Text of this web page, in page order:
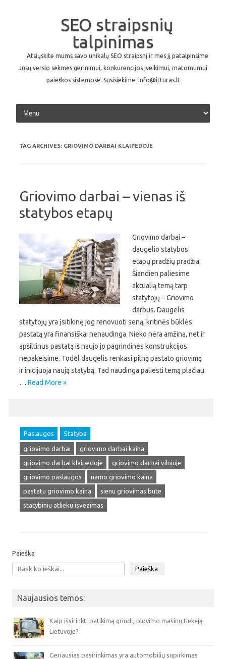
SEO straipsnių
talpinimas
Atsiųskite mums savo unikalų SEO straipsnį ir mes jį patalpinsime
Jūsų verslo sėkmės gerinimui, konkurencijos įveikimui, matomumui
paieškos sistemose. Susisiekime: info@itturas.lt
Skip to content
TAG ARCHIVES: GRIOVIMO DARBAI KLAIPEDOJE
Griovimo darbai – vienas iš
statybos etapų
Griovimo darbai –
daugelio statybos
etapų pradžių pradžia.
Šiandien paliesime
aktualią temą tarp
statytojų – Griovimo
darbus. Daugelis
statytojų yra įsitikinę jog renovuoti seną, kritinės būklės
pastatą yra finansiškai nenaudinga. Nieko nėra amžina, net ir
apšiltinus pastatą iš naujo jo pagrindinės konstrukcijos
nepakeisime. Todėl daugelis renkasi pilną pastato griovimą
ir inicijuoja naują statybą. Tad naudinga paliesti temą plačiau.
… Read More »
Paslaugos Statyba
griovimo darbai
griovimo darbai kaina
griovimo darbai klaipedoje
griovimo darbai vilniuje
griovimo paslaugos
namo griovimo kaina
pastatu griovimo kaina
sienu griovimas bute
statybiniu atlieku isvezimas
Paieška
Paieška
Naujausios temos:
Kaip išsirinkti patikimą grindų plovimo mašinų tiekėją
Lietuvoje?
Geriausias pasirinkimas yra automobilių supirkimas